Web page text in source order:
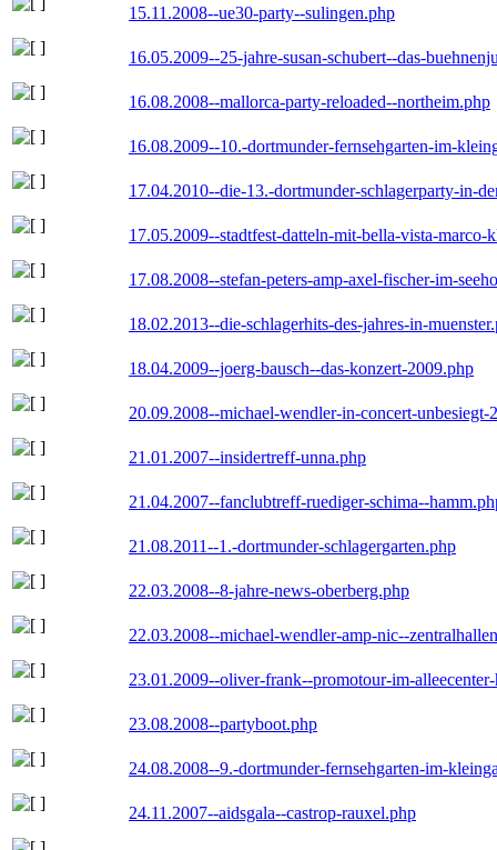
15.11.2008--ue30-party--sulingen.php
16.05.2009--25-jahre-susan-schubert--das-
16.08.2008--mallorca-party-reloaded--northeim.php
16.08.2009--10.-dortmunder-fernsehgarten-im-
17.04.2010--die-13.-dortmunder-schlagerparty-in-
17.05.2009--stadtfest-datteln-mit-bella-vista-marco-
17.08.2008--stefan-peters-amp-axel-fischer-im-
18.02.2013--die-schlagerhits-des-jahres-in-
18.04.2009--joerg-bausch--das-konzert-2009.php
20.09.2008--michael-wendler-in-concert-unbesiegt-
21.01.2007--insidertreff-unna.php
21.04.2007--fanclubtreff-ruediger-schima--
21.08.2011--1.-dortmunder-schlagergarten.php
22.03.2008--8-jahre-news-oberberg.php
22.03.2008--michael-wendler-amp-nic--
23.01.2009--oliver-frank--promotour-im-
23.08.2008--partyboot.php
24.08.2008--9.-dortmunder-fernsehgarten-im-
24.11.2007--aidsgala--castrop-rauxel.php